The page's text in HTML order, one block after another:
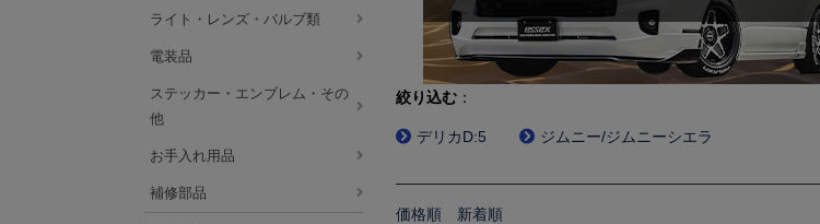
絞り込む ：
デリカD:5 ジムニー/ジムニーシエラ
価格順 新着順
ライト・レンズ・バルブ類
電装品
ステッカー・エンブレム・その
他
お手入れ用品
補修部品